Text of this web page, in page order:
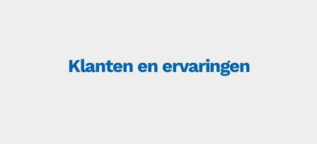
Klanten en ervaringen